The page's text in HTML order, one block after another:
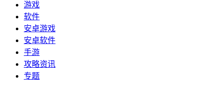
游戏
软件
安卓游戏
安卓软件
手游
攻略资讯
专题